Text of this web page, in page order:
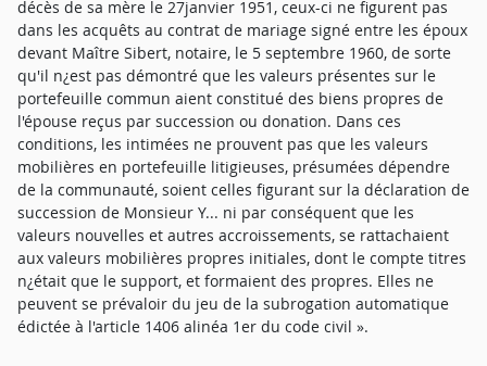
décès de sa mère le 27janvier 1951, ceux-ci ne figurent pas
dans les acquêts au contrat de mariage signé entre les époux
devant Maître Sibert, notaire, le 5 septembre 1960, de sorte
qu'il n¿est pas démontré que les valeurs présentes sur le
portefeuille commun aient constitué des biens propres de
l'épouse reçus par succession ou donation. Dans ces
conditions, les intimées ne prouvent pas que les valeurs
mobilières en portefeuille litigieuses, présumées dépendre
de la communauté, soient celles figurant sur la déclaration de
succession de Monsieur Y... ni par conséquent que les
valeurs nouvelles et autres accroissements, se rattachaient
aux valeurs mobilières propres initiales, dont le compte titres
n¿était que le support, et formaient des propres. Elles ne
peuvent se prévaloir du jeu de la subrogation automatique
édictée à l'article 1406 alinéa 1er du code civil ».